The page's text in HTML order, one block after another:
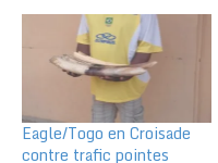
Eagle/Togo en Croisade
contre trafic pointes